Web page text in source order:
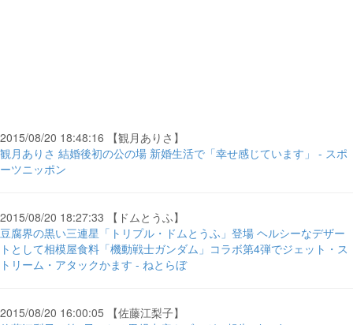
2015/08/20 18:48:16 【観月ありさ】
観月ありさ 結婚後初の公の場 新婚生活で「幸せ感じています」 - スポ
ーツニッポン
2015/08/20 18:27:33 【ドムとうふ】
豆腐界の黒い三連星「トリプル・ドムとうふ」登場 ヘルシーなデザー
トとして相模屋食料「機動戦士ガンダム」コラボ第4弾でジェット・ス
トリーム・アタックかます - ねとらぼ
2015/08/20 16:00:05 【佐藤江梨子】